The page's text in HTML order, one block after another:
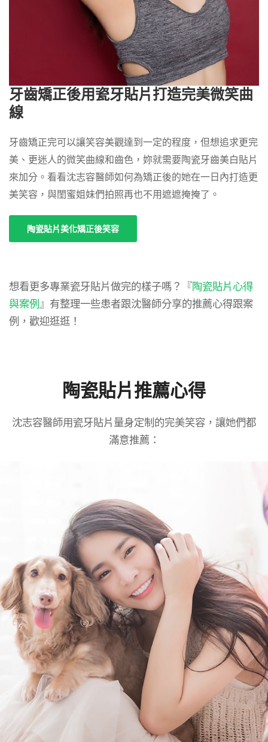
牙齒矯正後用瓷牙貼片打造完美微笑曲
線
牙齒矯正完可以讓笑容美觀達到一定的程度，但想追求更完
美、更迷人的微笑曲線和齒色，妳就需要陶瓷牙齒美白貼片
來加分。看看沈志容醫師如何為矯正後的她在一日內打造更
美笑容，與閨蜜姐妹們拍照再也不用遮遮掩掩了。
陶瓷貼片美化矯正後笑容
想看更多專業瓷牙貼片做完的樣子嗎？『陶瓷貼片心得
與案例』有整理一些患者跟沈醫師分享的推薦心得跟案
例，歡迎逛逛！
陶瓷貼片推薦心得
沈志容醫師用瓷牙貼片量身定制的完美笑容，讓她們都
滿意推薦：